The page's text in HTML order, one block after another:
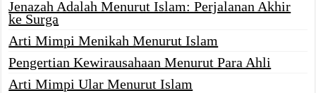
Jenazah Adalah Menurut Islam: Perjalanan Akhir
ke Surga
Arti Mimpi Menikah Menurut Islam
Pengertian Kewirausahaan Menurut Para Ahli
Arti Mimpi Ular Menurut Islam